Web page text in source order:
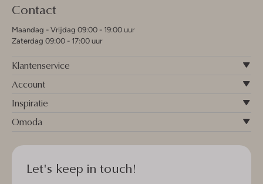
Contact
Maandag - Vrijdag 09:00 - 19:00 uur
Zaterdag 09:00 - 17:00 uur
Klantenservice
Account
Inspiratie
Omoda
Let's keep in touch!